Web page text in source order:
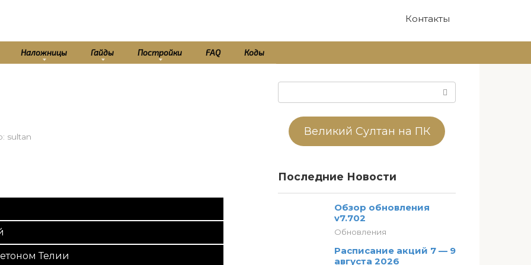
Контакты
Наложницы Гайды Постройки FAQ Коды
sultan
Телии
Великий Султан на ПК
Последние Новости
Обзор обновления
v7.702
Обновления
Расписание акций 7 — 9
августа 2026